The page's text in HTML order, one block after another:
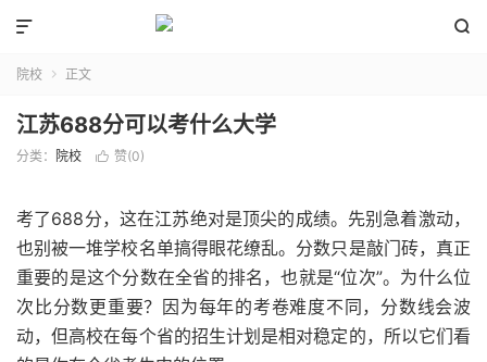


院校  正文
江苏688分可以考什么大学
分类： 院校  赞(0)
考了688分，这在江苏绝对是顶尖的成绩。先别急着激动，
也别被一堆学校名单搞得眼花缭乱。分数只是敲门砖，真正
重要的是这个分数在全省的排名，也就是“位次”。为什么位
次比分数更重要？因为每年的考卷难度不同，分数线会波
动，但高校在每个省的招生计划是相对稳定的，所以它们看